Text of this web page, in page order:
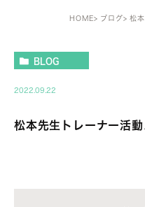
HOME ブログ 松
BLOG
2022.09.22
松本先生トレーナー活動